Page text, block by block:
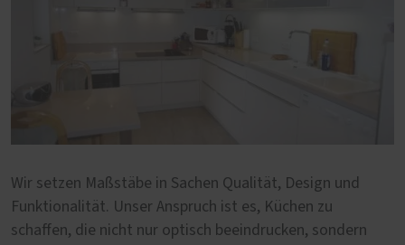
Wir setzen Maßstäbe in Sachen Qualität, Design und
Funktionalität. Unser Anspruch ist es, Küchen zu
schaffen, die nicht nur optisch beeindrucken, sondern